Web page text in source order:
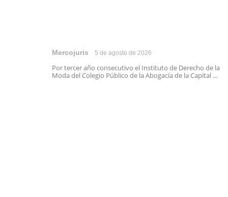
Mercojuris 5 de agosto de 2026
Por tercer año consecutivo el Instituto de Derecho de la
Moda del Colegio Público de la Abogacía de la Capital ...